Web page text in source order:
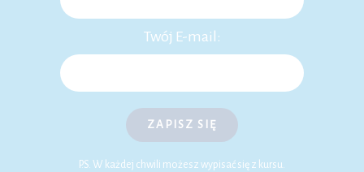
Twój E-mail:
ZAPISZ SIĘ
P.S. W każdej chwili możesz wypisać się z kursu.